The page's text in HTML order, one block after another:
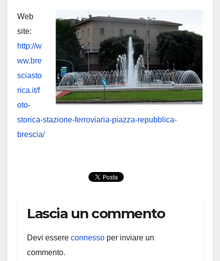
Web
site:
http://w
ww.bre
sciasto
rica.it/f
oto-
storica-stazione-ferroviaria-piazza-repubblica-
brescia/
Lascia un commento
Devi essere connesso per inviare un
commento.